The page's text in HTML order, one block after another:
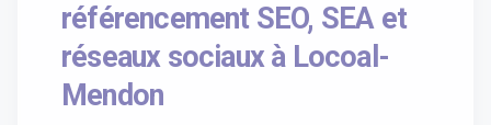
référencement SEO, SEA et
réseaux sociaux à Locoal-
Mendon